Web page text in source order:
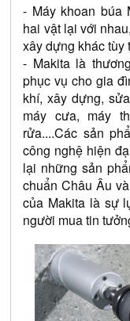
- Máy khoan búa
hai vật lại với
xây dựng khác tùy
- Makita là
phục vụ cho gia
khí, xây dựng,
máy cưa, máy
rửa....Các sản
công nghệ hiện
lại những sản
chuẩn Châu Âu
của Makita là sự
người mua tin